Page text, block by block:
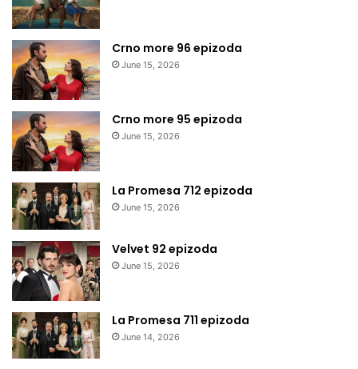
Crno more 96 epizoda
June 15, 2026
Crno more 95 epizoda
June 15, 2026
La Promesa 712 epizoda
June 15, 2026
Velvet 92 epizoda
June 15, 2026
La Promesa 711 epizoda
June 14, 2026